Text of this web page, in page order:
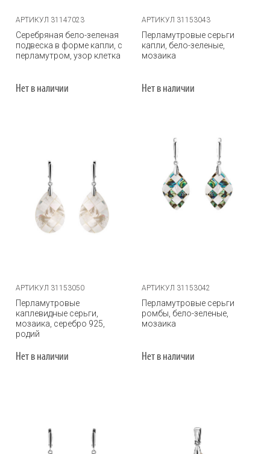
АРТИКУЛ 31147023
Серебряная бело-зеленая
подвеска в форме капли, с
перламутром, узор клетка
Нет в наличии
АРТИКУЛ 31153043
Перламутровые серьги
капли, бело-зеленые,
мозаика
Нет в наличии
АРТИКУЛ 31153050
Перламутровые
каплевидные серьги,
мозаика, серебро 925,
родий
Нет в наличии
АРТИКУЛ 31153042
Перламутровые серьги
ромбы, бело-зеленые,
мозаика
Нет в наличии